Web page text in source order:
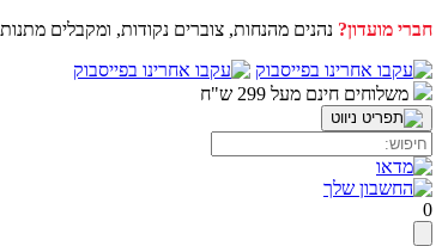
חברי מועדון? נהנים מהנחות, צוברים נקודות, ומקבלים
דלג
לתוכןמשלוחים חינם מעל 299 ש"ח
0
עגלת הקניות שלך ריקה כעת!